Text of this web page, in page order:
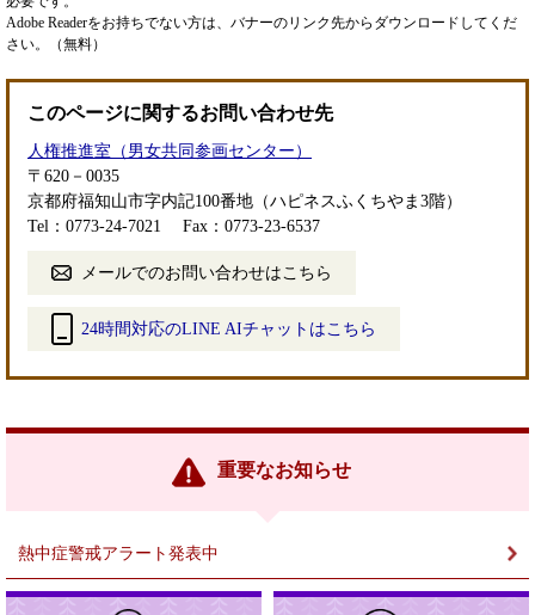
Adobe Readerをお持ちでない方は、バナーのリンク先からダウンロードしてくだ
さい。（無料）
このページに関するお問い合わせ先
人権推進室（男女共同参画センター）
〒620－0035
京都府福知山市字内記100番地（ハピネスふくちやま3階）
Tel：0773-24-7021
Fax：0773-23-6537
メールでのお問い合わせはこちら
24時間対応のLINE AIチャットはこちら
リ
重要なお知らせ
熱中症警戒アラート発表中